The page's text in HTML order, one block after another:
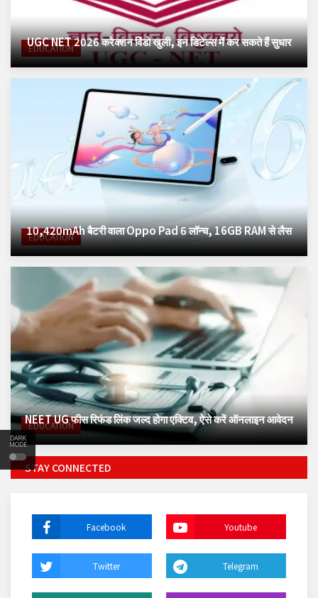
DARK
MODE
EDUCATION
UGC NET 2026 करेक्शन विंडो खुली, इन डिटेल्स में कर सकते हैं सुधार
EDUCATION
10,420mAh बैटरी वाला Oppo Pad 6 लॉन्च, 16GB RAM से लैस
EDUCATION
NEET UG फीस रिफंड लिंक जल्द होगा एक्टिव, ऐसे करें ऑनलाइन आवेदन
STAY CONNECTED
Facebook Youtube
Twitter Telegram